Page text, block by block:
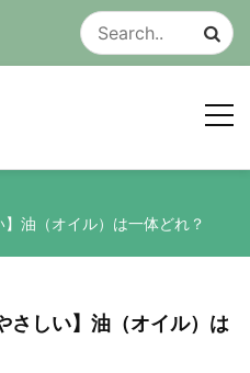
in ド
ア集
油（オイル）は一体どれ？
さしい】油（オイル）は